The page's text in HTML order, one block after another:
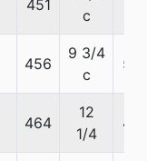
451
c
456
9 3/4
c
58
464
12
1/4
49